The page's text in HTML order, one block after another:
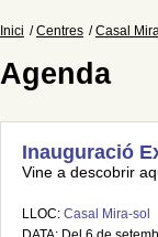
Inici Centres Casal
Agenda
Inauguració
Vine a descobrir
LLOC: Casal Mira-sol